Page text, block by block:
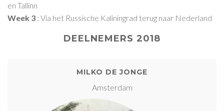
en Tallinn
Week 3 : Via het Russische Kaliningrad terug naar Nederland
DEELNEMERS 2018
MILKO DE JONGE
Amsterdam